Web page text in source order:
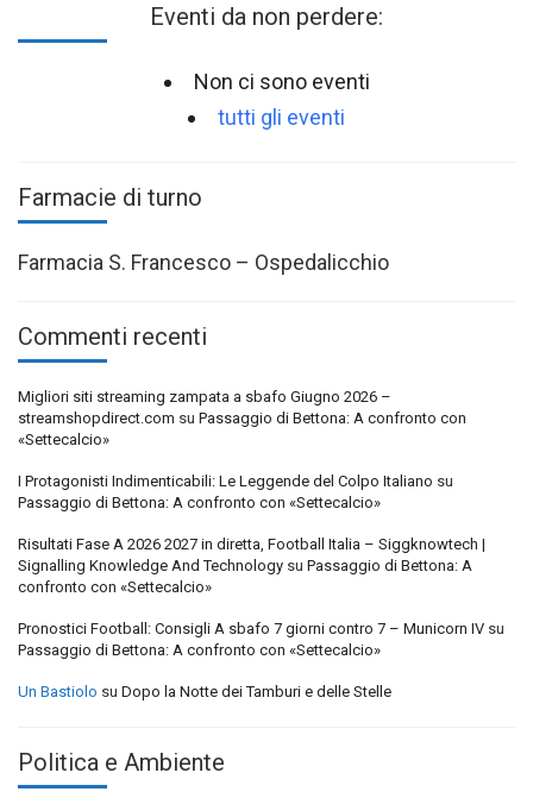
Eventi da non perdere:
Non ci sono eventi
tutti gli eventi
Farmacie di turno
Farmacia S. Francesco – Ospedalicchio
Commenti recenti
Migliori siti streaming zampata a sbafo Giugno 2026 –
streamshopdirect.com su Passaggio di Bettona: A confronto con
«Settecalcio»
I Protagonisti Indimenticabili: Le Leggende del Colpo Italiano su
Passaggio di Bettona: A confronto con «Settecalcio»
Risultati Fase A 2026 2027 in diretta, Football Italia – Siggknowtech |
Signalling Knowledge And Technology su Passaggio di Bettona: A
confronto con «Settecalcio»
Pronostici Football: Consigli A sbafo 7 giorni contro 7 – Municorn IV su
Passaggio di Bettona: A confronto con «Settecalcio»
Un Bastiolo su Dopo la Notte dei Tamburi e delle Stelle
Politica e Ambiente